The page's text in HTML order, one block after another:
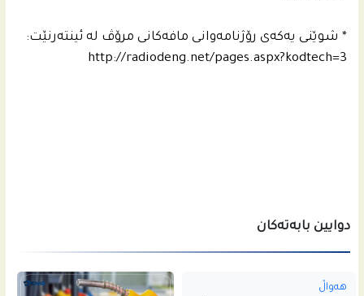
* شوێنی یەکەی رۆژنامەوانی مافەکانی مرۆڤ لە ئینتەرنێت:
http://radiodeng.net/pages.aspx?kodtech=3
دوایین بابەتەکان
هەواڵ